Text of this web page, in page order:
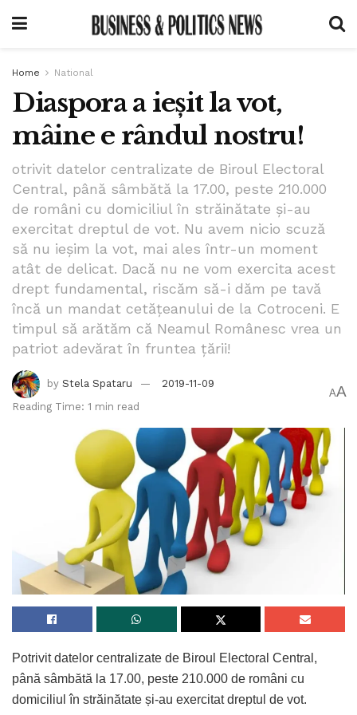
Home National
Diaspora a ieșit la vot,
mâine e rândul nostru!
otrivit datelor centralizate de Biroul Electoral
Central, până sâmbătă la 17.00, peste 210.000
de români cu domiciliul în străinătate și-au
exercitat dreptul de vot. Nu avem nicio scuză
să nu ieșim la vot, mai ales într-un moment
atât de delicat. Dacă nu ne vom exercita acest
drept fundamental, riscăm să-i dăm pe tavă
încă un mandat cetățeanului de la Cotroceni. E
timpul să arătăm că Neamul Românesc vrea un
patriot adevărat în fruntea țării!
by Stela Spataru
2019-11-09
Reading Time: 1 min read
AA
Potrivit datelor centralizate de Biroul Electoral Central,
până sâmbătă la 17.00, peste 210.000 de români cu
domiciliul în străinătate și-au exercitat dreptul de vot.